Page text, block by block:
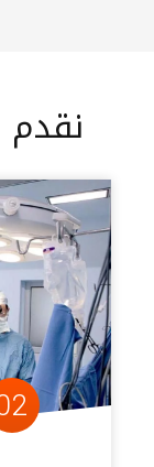
نقدم